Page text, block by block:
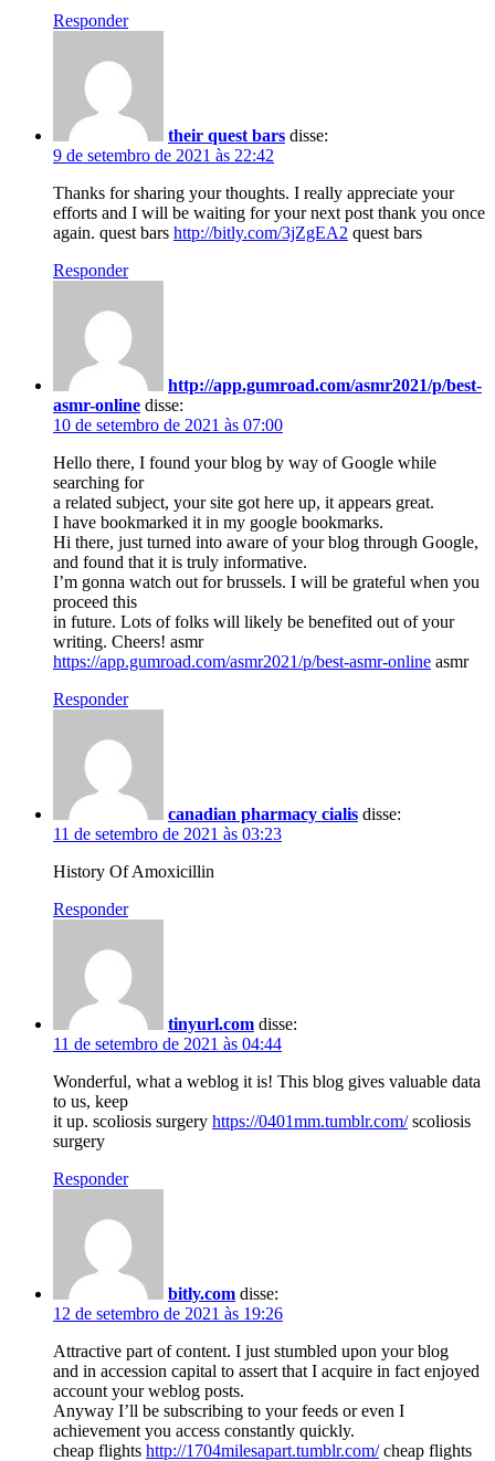
Responder
their quest bars disse:
9 de setembro de 2021 às 22:42
Thanks for sharing your thoughts. I really appreciate your
efforts and I will be waiting for your next post thank you once
again. quest bars http://bitly.com/3jZgEA2 quest bars
Responder
http://app.gumroad.com/asmr2021/p/best-
asmr-online disse:
10 de setembro de 2021 às 07:00
Hello there, I found your blog by way of Google while
searching for
a related subject, your site got here up, it appears great.
I have bookmarked it in my google bookmarks.
Hi there, just turned into aware of your blog through Google,
and found that it is truly informative.
I’m gonna watch out for brussels. I will be grateful when you
proceed this
in future. Lots of folks will likely be benefited out of your
writing. Cheers! asmr
https://app.gumroad.com/asmr2021/p/best-asmr-online asmr
Responder
canadian pharmacy cialis disse:
11 de setembro de 2021 às 03:23
History Of Amoxicillin
Responder
tinyurl.com disse:
11 de setembro de 2021 às 04:44
Wonderful, what a weblog it is! This blog gives valuable data
to us, keep
it up. scoliosis surgery https://0401mm.tumblr.com/scoliosis
surgery
Responder
bitly.com disse:
12 de setembro de 2021 às 19:26
Attractive part of content. I just stumbled upon your blog
and in accession capital to assert that I acquire in fact enjoyed
account your weblog posts.
Anyway I’ll be subscribing to your feeds or even I
achievement you access constantly quickly.
cheap flights http://1704milesapart.tumblr.com/cheap flights